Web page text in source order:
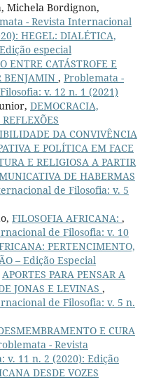
Michela Bordignon,
- Revista Internacional
HEGEL: DIALÉTICA,
especial
ENTRE CATÁSTROFE E
BENJAMIN , Problemata -
v. 12 n. 1 (2021)
DEMOCRACIA,
DA CONVIVÊNCIA
E POLÍTICA EM FACE
E RELIGIOSA A PARTIR
DE HABERMAS
de Filosofia: v. 5
FILOSOFIA AFRICANA: ,
de Filosofia: v. 10
PERTENCIMENTO,
– Edição Especial
APORTES PARA PENSAR A
JONAS E LEVINAS ,
de Filosofia: v. 5 n.
E CURA
- Revista
11 n. 2 (2020): Edição
DESDE VOZES